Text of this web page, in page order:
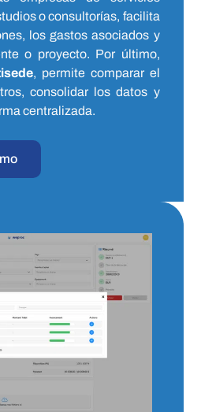
o consultorías, facilita
los gastos asociados y
o proyecto. Por último,
, permite comparar el
consolidar los datos y
centralizada.